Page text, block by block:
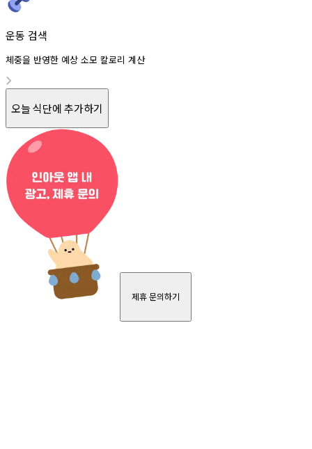
운동 검색
체중을 반영한 예상 소모 칼로리 계산
오늘 식단에 추가하기
제휴 문의하기